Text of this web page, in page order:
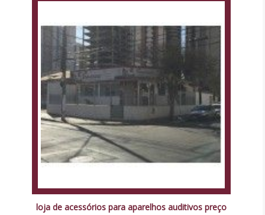
loja de acessórios para aparelhos auditivos preço